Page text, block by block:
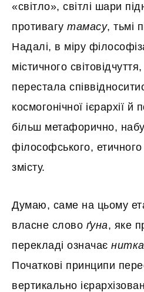
«світло», світлі шари
противагу тамасу, тьмі
Надалі, в міру
містичного
перестала
космогонічної ієрархії
більш метафорично,
філософського, етичного
змісту.
Думаю, саме на цьому
власне слово ґуна, яке
перекладі означає нитка
Початкові принципи
вертикально